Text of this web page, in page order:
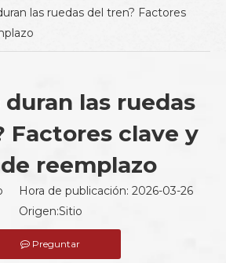
las ruedas del tren? Factores
duran las ruedas
Factores clave y
reemplazo
Hora de publicación: 2026-03-26
Origen:Sitio
Preguntar